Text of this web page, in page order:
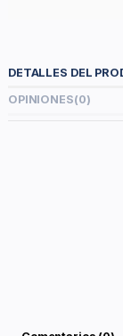
DETALLES DEL
OPINIONES(0)